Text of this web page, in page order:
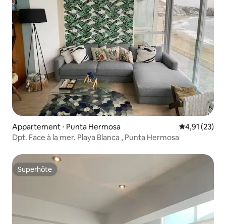
Appartement ⋅ Punta Hermosa Évaluation
4,91 (23)
Dpt. Face à la mer. Playa Blanca , Punta Hermosa
Superhôte
Superhôte